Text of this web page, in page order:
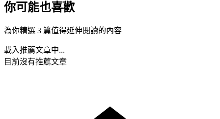
你可能也喜歡
為你精選 3 篇值得延伸閱讀的內容
載入推薦文章中...
目前沒有推薦文章